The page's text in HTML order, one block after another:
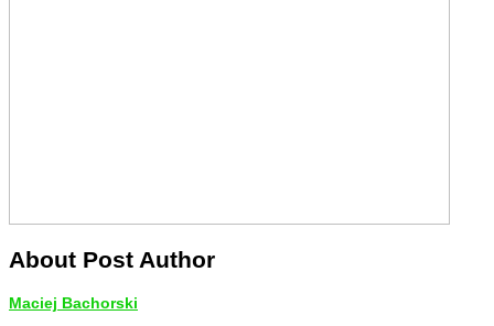
About Post Author
Maciej Bachorski